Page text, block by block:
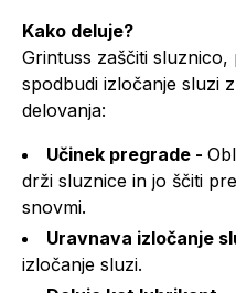
Kako deluje?
Grintuss zaščiti
spodbudi izločanje sluzi
delovanja:
Učinek pregrade -
drži sluznice in jo ščiti
snovmi.
Uravnava izločanje
izločanje sluzi.